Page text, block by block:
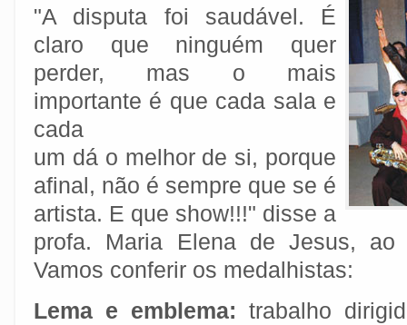
"A disputa foi saudável. É
claro que ninguém quer
perder, mas o mais
importante é que cada sala e
cada
um dá o melhor de si, porque
afinal, não é sempre que se é
artista. E que show!!!" disse a
profa. Maria Elena de Jesus, ao
Vamos conferir os medalhistas:
Lema e emblema: trabalho